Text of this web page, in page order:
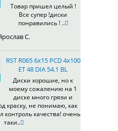
Товар пришел целый !
Все супер !диски
понравились ! ..
С.
RST R065 6x15 PCD 4x100
ET 48 DIA 54.1 BL
Диски хорошие, но к
моему сожалению на 1
диске много грязи и
краску, не понимаю, как
контроль качества! очень
таки..